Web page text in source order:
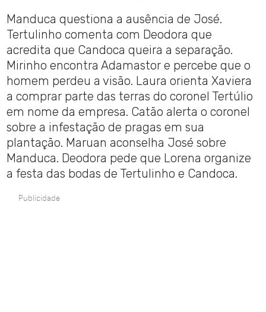
Manduca questiona a ausência de José.
Tertulinho comenta com Deodora que
acredita que Candoca queira a separação.
Mirinho encontra Adamastor e percebe que o
homem perdeu a visão. Laura orienta Xaviera
a comprar parte das terras do coronel Tertúlio
em nome da empresa. Catão alerta o coronel
sobre a infestação de pragas em sua
plantação. Maruan aconselha José sobre
Manduca. Deodora pede que Lorena organize
a festa das bodas de Tertulinho e Candoca.
Publicidade